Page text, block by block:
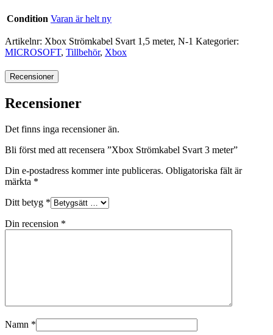
Condition Varan är helt ny
Artikelnr: Xbox Strömkabel Svart 1,5 meter, N-1 Kategorier:
MICROSOFT, Tillbehör, Xbox
Recensioner
Recensioner
Det finns inga recensioner än.
Bli först med att recensera ”Xbox Strömkabel Svart 3 meter”
Din e-postadress kommer inte publiceras. Obligatoriska fält är
märkta *
Ditt betyg *
Din recension *
Namn *